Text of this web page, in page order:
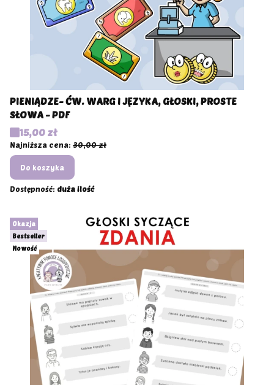
PIENIĄDZE- ĆW. WARG I JĘZYKA, GŁOSKI, PROSTE
SŁOWA - PDF
Cena promocyjna
15,00 zł
Najniższa cena: 30,00 zł
Do koszyka
Dostępność: duża ilość
Okazja
Bestseller
Nowość